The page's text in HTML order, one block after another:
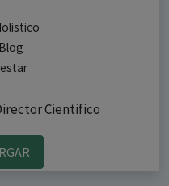
Cientifico